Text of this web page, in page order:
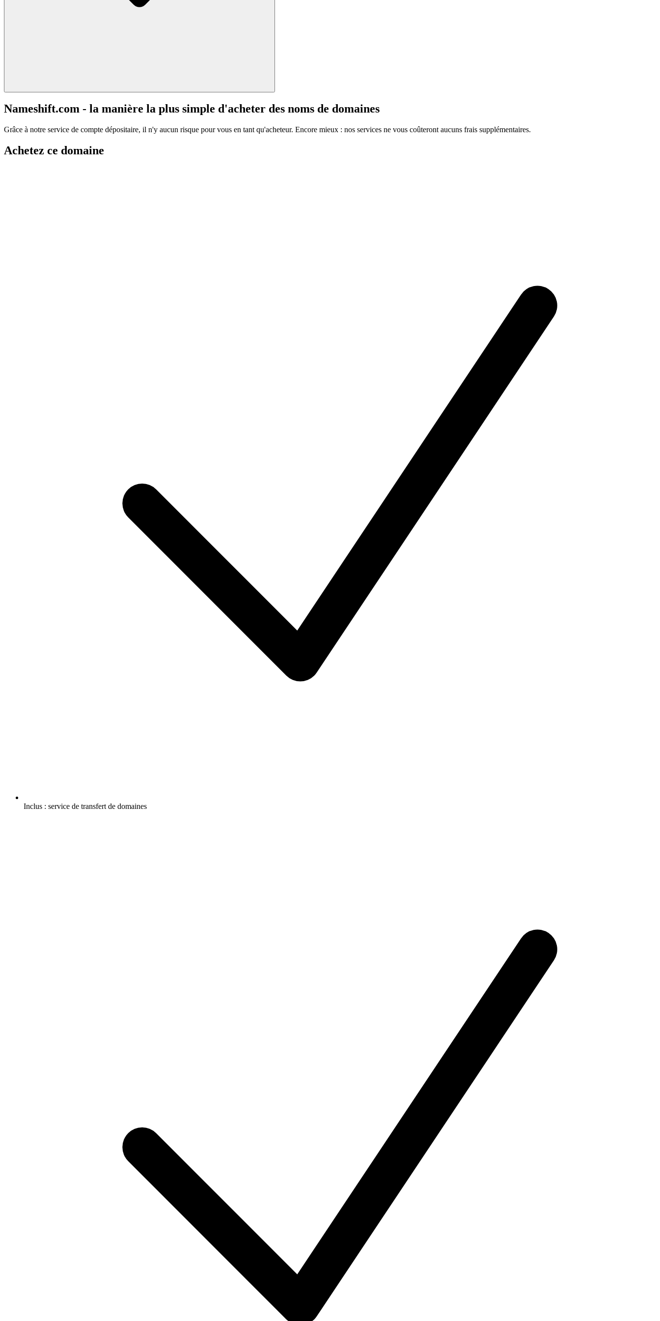
Nameshift.com - la manière la plus simple d'acheter des noms de domaines
Grâce à notre service de compte dépositaire, il n'y aucun risque pour vous en tant qu'acheteur. Encore mieux : nos services ne vous coûteront aucuns frais supplémentaires.
Achetez ce domaine
Inclus : service de transfert de domaines